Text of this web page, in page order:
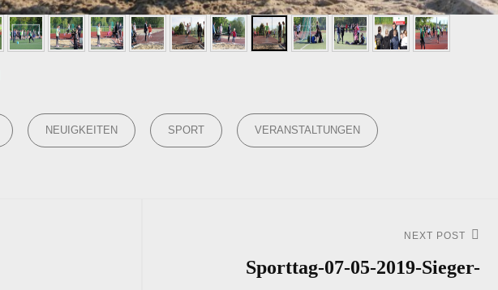
NEUIGKEITEN SPORT VERANSTALTUNGEN
NEXT POST
Sporttag-07-05-2019-Sieger-